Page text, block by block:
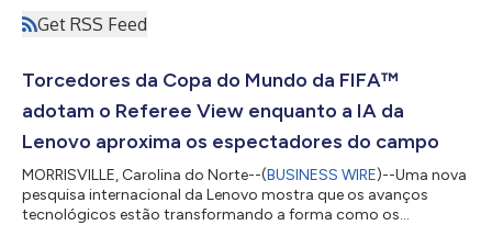
Get RSS Feed
Torcedores da Copa do Mundo da FIFA™
adotam o Referee View enquanto a IA da
Lenovo aproxima os espectadores do campo
MORRISVILLE, Carolina do Norte--(BUSINESS WIRE)--Uma nova
pesquisa internacional da Lenovo mostra que os avanços
tecnológicos estão transformando a forma como os